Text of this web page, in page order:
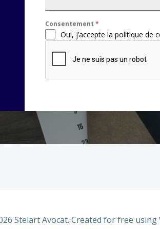
Consentement *
Oui, j’accepte la politique de
Stelart Avocat. Created for free using